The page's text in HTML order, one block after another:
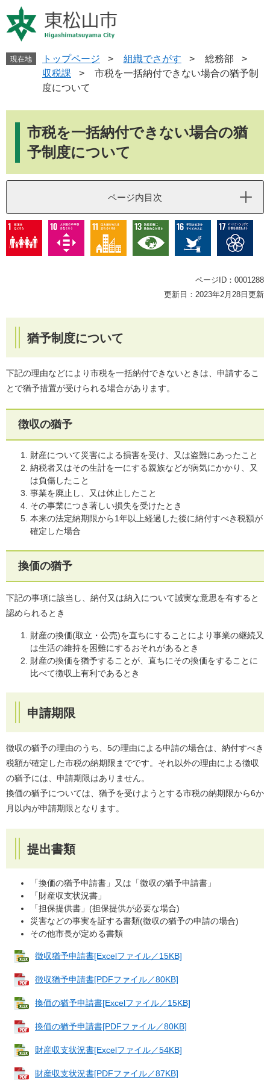
ー
ジ
ニ
ュ
現在地 トップページ > 組織でさがす > 総務部
>
収税課
>
市税を一括納付できない場合の猶予制
度について
市税を一括納付できない場合の猶
予制度について
ページ内目次
ページID：0001288
更新日：2023年2月28日更新
猶予制度について
下記の理由などにより市税を一括納付できないときは、申請するこ
とで猶予措置が受けられる場合があります。
徴収の猶予
財産について災害による損害を受け、又は盗難にあったこと
納税者又はその生計を一にする親族などが病気にかかり、又
は負傷したこと
事業を廃止し、又は休止したこと
その事業につき著しい損失を受けたとき
本来の法定納期限から1年以上経過した後に納付すべき税額が
確定した場合
換価の猶予
下記の事項に該当し、納付又は納入について誠実な意思を有すると
認められるとき
財産の換価(取立・公売)を直ちにすることにより事業の継続又
は生活の維持を困難にするおそれがあるとき
財産の換価を猶予することが、直ちにその換価をすることに
比べて徴収上有利であるとき
申請期限
徴収の猶予の理由のうち、5の理由による申請の場合は、納付すべき
税額が確定した市税の納期限までです。それ以外の理由による徴収
の猶予には、申請期限はありません。
換価の猶予については、猶予を受けようとする市税の納期限から6か
月以内が申請期限となります。
提出書類
「換価の猶予申請書」又は「徴収の猶予申請書」
「財産収支状況書」
「担保提供書」(担保提供が必要な場合)
災害などの事実を証する書類(徴収の猶予の申請の場合)
その他市長が定める書類
徴収猶予申請書[Excelファイル／15KB]
徴収猶予申請書[PDFファイル／80KB]
換価の猶予申請書[Excelファイル／15KB]
換価の猶予申請書[PDFファイル／80KB]
財産収支状況書[Excelファイル／54KB]
財産収支状況書[PDFファイル／87KB]